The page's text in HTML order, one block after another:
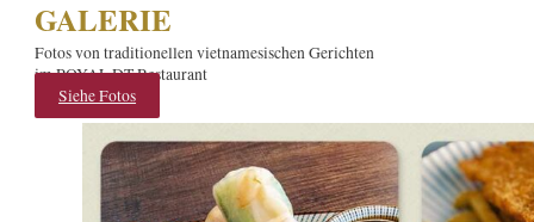
GALERIE
Fotos von traditionellen vietnamesischen Gerichten
im ROYAL DT Restaurant
Siehe Fotos